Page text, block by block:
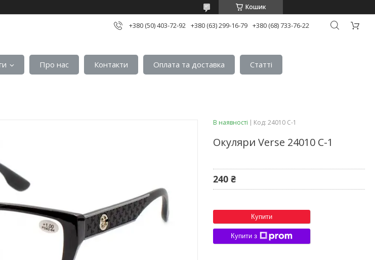
Кошик
+380 (50) 403-72-92 +380 (63) 299-16-79 +380 (68) 733-76-22
Про нас Контакти Оплата та доставка Статтi
В наявності Код: 24010 С-1
Окуляри Verse 24010 С-1
240 ₴
Купити
Купити з